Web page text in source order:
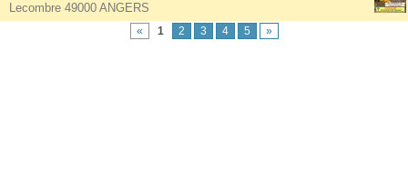
Lecombre 49000 ANGERS
« 1 2 3 4 5 »